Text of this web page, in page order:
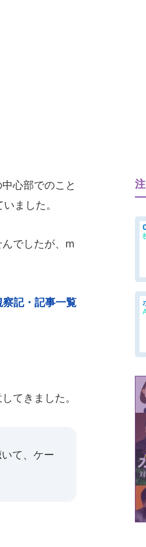
心部でのこと
ました。
でしたが、m
記・記事一覧
てきました。
て、ケー